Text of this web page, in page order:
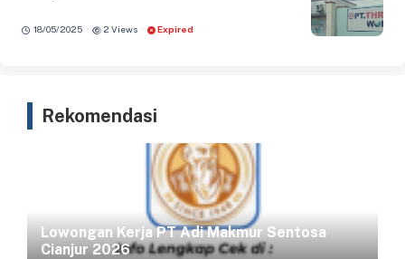
18/05/2025 · 2 Views · Expired
Rekomendasi
Lowongan Kerja PT Adi Makmur Sentosa
Cianjur 2026